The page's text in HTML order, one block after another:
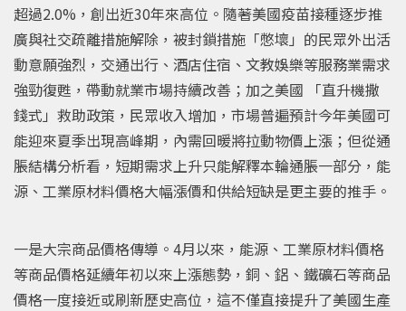
超過2.0%，創出近30年來高位。隨著美國疫苗接種逐步推
廣與社交疏離措施解除，被封鎖措施「憋壞」的民眾外出活
動意願強烈，交通出行、酒店住宿、文教娛樂等服務業需求
強勁復甦，帶動就業市場持續改善；加之美國 「直升機撒
錢式」救助政策，民眾收入增加，市場普遍預計今年美國可
能迎來夏季出現高峰期，內需回暖將拉動物價上漲；但從通
脹結構分析看，短期需求上升只能解釋本輪通脹一部分，能
源、工業原材料價格大幅漲價和供給短缺是更主要的推手。
一是大宗商品價格傳導。4月以來，能源、工業原材料價格
等商品價格延續年初以來上漲態勢，銅、鋁、鐵礦石等商品
價格一度接近或刷新歷史高位，這不僅直接提升了美國生產